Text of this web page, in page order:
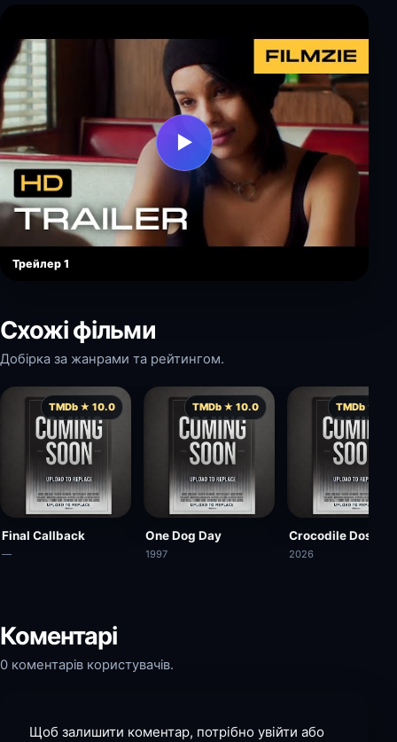
▶
Трейлер 1
Схожі фільми
Добірка за жанрами та рейтингом.
TMDb ★ 10.0
Final Callback
—
TMDb ★ 10.0
One Dog Day
1997
TMDb ★
Crocodile Dose
2026
Коментарі
0 коментарів користувачів.
Щоб залишити коментар, потрібно увійти або